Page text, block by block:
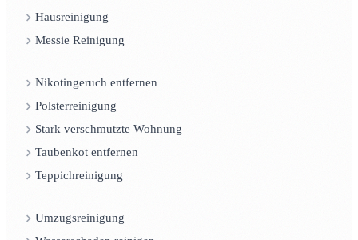
Hausreinigung
Messie Reinigung
Nikotingeruch entfernen
Polsterreinigung
Stark verschmutzte Wohnung
Taubenkot entfernen
Teppichreinigung
Umzugsreinigung